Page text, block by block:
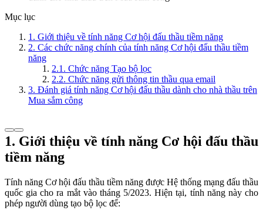
Mục lục
1. Giới thiệu về tính năng Cơ hội đấu thầu tiềm năng
2. Các chức năng chính của tính năng Cơ hội đấu thầu tiềm
năng
2.1. Chức năng Tạo bộ lọc
2.2. Chức năng gửi thông tin thầu qua email
3. Đánh giá tính năng Cơ hội đấu thầu dành cho nhà thầu trên
Mua sắm công
1. Giới thiệu về tính năng Cơ hội đấu thầu
tiềm năng
Tính năng Cơ hội đấu thầu tiềm năng được Hệ thống mạng đấu thầu
quốc gia cho ra mắt vào tháng 5/2023. Hiện tại, tính năng này cho
phép người dùng tạo bộ lọc để: